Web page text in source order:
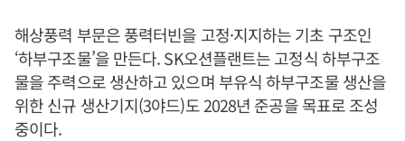
해상풍력 부문은 풍력터빈을 고정·지지하는 기초 구조인
‘하부구조물’을 만든다. SK오션플랜트는 고정식 하부구조
물을 주력으로 생산하고 있으며 부유식 하부구조물 생산을
위한 신규 생산기지(3야드)도 2028년 준공을 목표로 조성
중이다.